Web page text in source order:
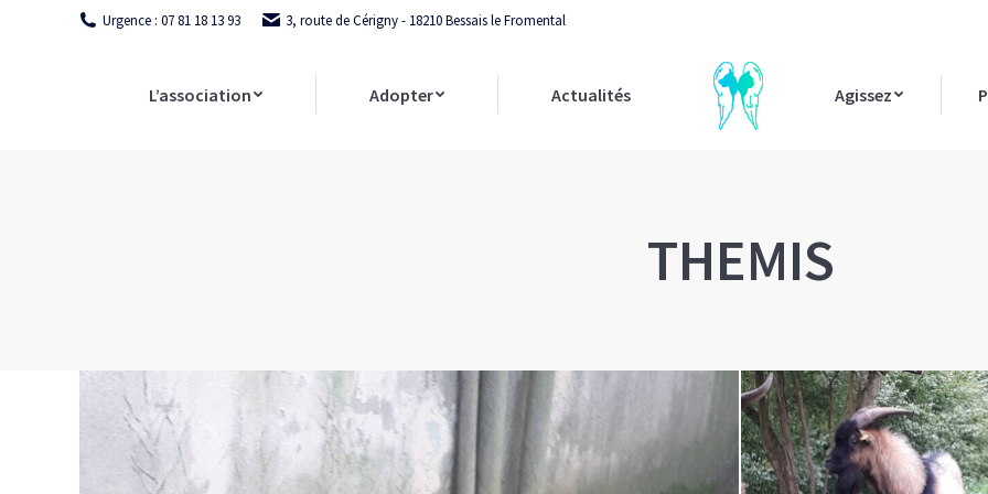
Urgence : 07 81 18 13 93 3, route de Cérigny - 18210 Bessais le Fromental
L’association Adopter Actualités Agissez
THEMIS